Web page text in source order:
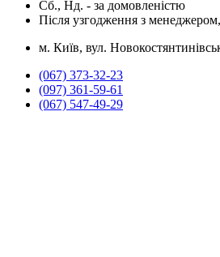
Сб., Нд. - за домовленістю
Після узгодження з
м. Київ, вул.
(067) 373-32-23
(097) 361-59-61
(067) 547-49-29